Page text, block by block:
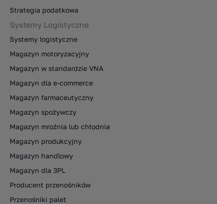
Strategia podatkowa
Systemy Logistyczne
Systemy logistyczne
Magazyn motoryzacyjny
Magazyn w standardzie VNA
Magazyn dla e-commerce
Magazyn farmaceutyczny
Magazyn spożywczy
Magazyn mroźnia lub chłodnia
Magazyn produkcyjny
Magazyn handlowy
Magazyn dla 3PL
Producent przenośników
Przenośniki palet